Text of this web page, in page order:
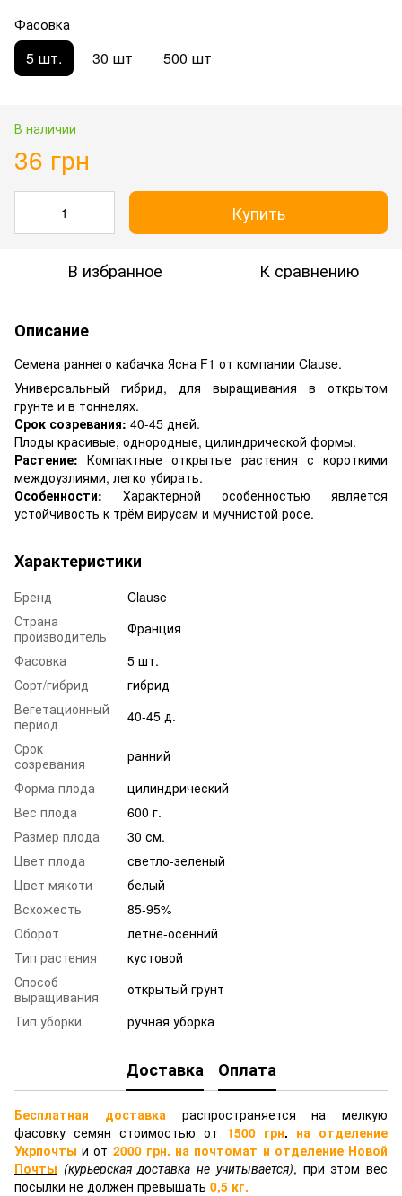
Фасовка
5 шт. 30 шт 500 шт
В наличии
36 грн
Купить
В избранное К сравнению
Описание
Семена раннего кабачка Ясна F1 от компании Clause.
Универсальный гибрид, для выращивания в открытом
грунте и в тоннелях.
Срок созревания: 40-45 дней.
Плоды красивые, однородные, цилиндрической формы.
Растение: Компактные открытые растения с короткими
междоузлиями, легко убирать.
Особенности: Характерной особенностью является
устойчивость к трём вирусам и мучнистой росе.
Характеристики
Бренд
Clause
Страна
производитель
Франция
Фасовка
5 шт.
Сорт/гибрид
гибрид
Вегетационный
период
40-45 д.
Срок
созревания
ранний
Форма плода
цилиндрический
Вес плода
600 г.
Размер плода
30 см.
Цвет плода
светло-зеленый
Цвет мякоти
белый
Всхожесть
85-95%
Оборот
летне-осенний
Тип растения
кустовой
Способ
выращивания
открытый грунт
Тип уборки
ручная уборка
Доставка Оплата
Бесплатная доставка распространяется на мелкую
фасовку семян стоимостью от 1500 грн. на отделение
Укрпочты и от 2000 грн. на почтомат и отделение Новой
Почты (курьерская доставка не учитывается), при этом вес
посылки не должен превышать 0,5 кг.